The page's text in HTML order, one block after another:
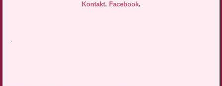
Kontakt. Facebook.
.